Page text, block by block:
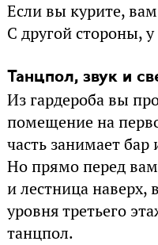
Если вы курите,
С другой стороны,
Танцпол, звук и
Из гардероба вы
помещение на
часть занимает
Но прямо перед
и лестница наверх,
уровня третьего
танцпол.